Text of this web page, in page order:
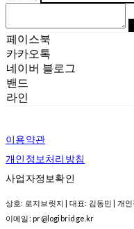
페이스북
카카오톡
네이버 블로그
밴드
라인
이용약관
개인정보처리방침
사업자정보확인
상호: 로지브릿지 | 대표: 김동민 | 개
이메일: pr@logibridge.kr